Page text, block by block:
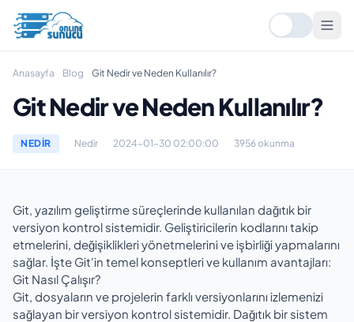
Anasayfa Blog Git Nedir ve Neden Kullanılır?
Git Nedir ve Neden Kullanılır?
NEDIR Nedir 2024-01-30 02:00:00 3956 okunma
Git, yazılım geliştirme süreçlerinde kullanılan dağıtık bir
versiyon kontrol sistemidir. Geliştiricilerin kodlarını takip
etmelerini, değişiklikleri yönetmelerini ve işbirliği yapmalarını
sağlar. İşte Git'in temel konseptleri ve kullanım avantajları:
Git Nasıl Çalışır?
Git, dosyaların ve projelerin farklı versiyonlarını izlemenizi
sağlayan bir versiyon kontrol sistemidir. Dağıtık bir sistem